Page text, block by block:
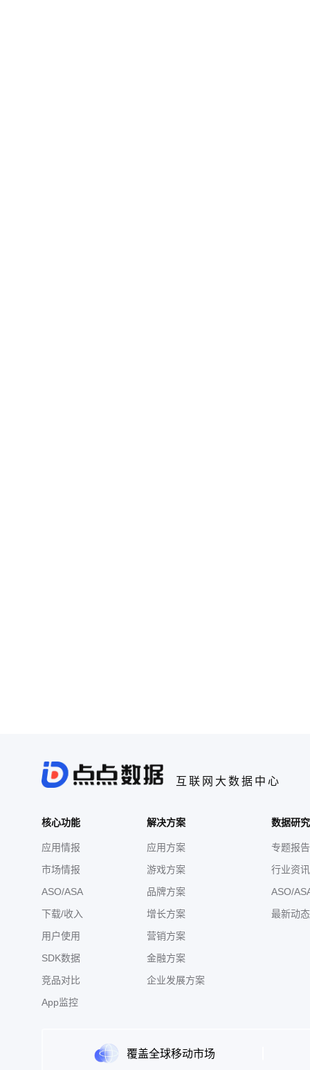
互联网大数据中心
核心功能
应用情报
市场情报
ASO/ASA
下载/收入
用户使用
SDK数据
竞品对比
App监控
解决方案
应用方案
游戏方案
品牌方案
增长方案
营销方案
金融方案
企业发展方案
数据研
专题报告
行业资讯
ASO/
最新动态
覆盖全球移动市场